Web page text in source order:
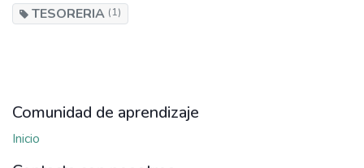
TESORERIA (1)
Comunidad de aprendizaje
Inicio